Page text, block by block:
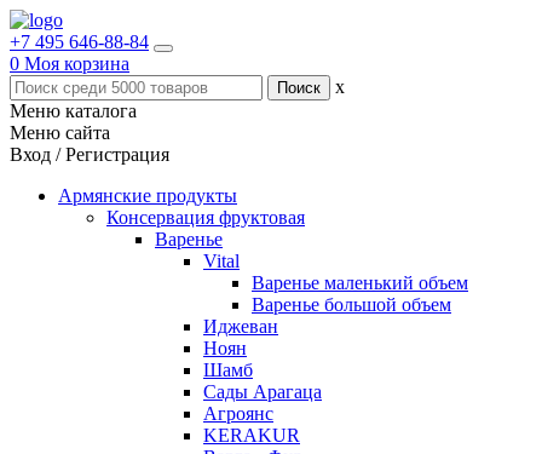
+7 495 646-88-84
0 Моя корзина
x
Меню каталога
Меню сайта
Вход / Регистрация
Армянские продукты
Консервация фруктовая
Варенье
Vital
Варенье маленький объем
Варенье большой объем
Иджеван
Ноян
Шамб
Сады Арагаца
Агроянс
KERAKUR